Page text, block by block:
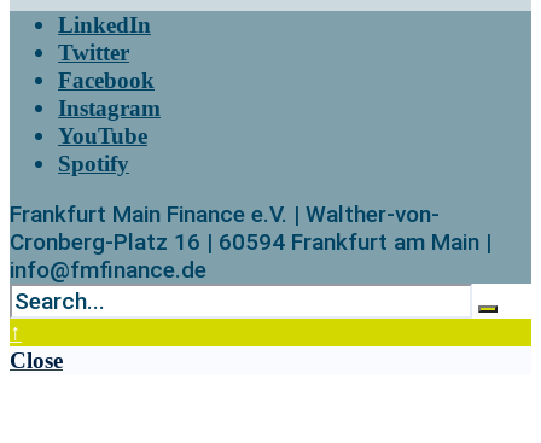
LinkedIn
Twitter
Facebook
Instagram
YouTube
Spotify
Frankfurt Main Finance e.V. | Walther-von-
Cronberg-Platz 16 | 60594 Frankfurt am Main |
info@fmfinance.de
↑
Close